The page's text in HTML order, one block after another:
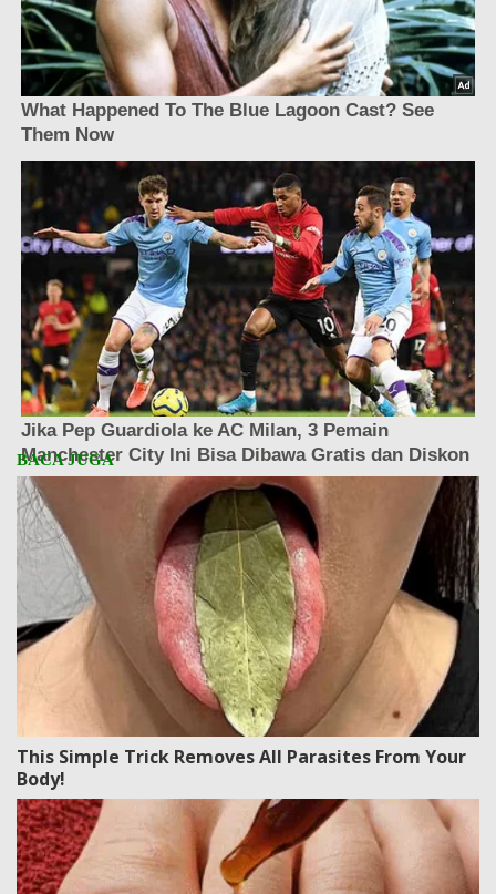
This Simple Trick Removes All Parasites From Your
Body!